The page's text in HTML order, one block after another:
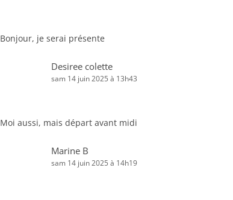
Bonjour, je serai présente
Desiree colette
sam 14 juin 2025 à 13h43
Moi aussi, mais départ avant midi
Marine B
sam 14 juin 2025 à 14h19